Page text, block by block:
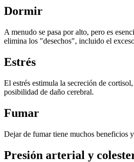
Dormir
A menudo se pasa por alto, pero es
elimina los "desechos", incluido el
Estrés
El estrés estimula la secreción de
posibilidad de daño cerebral.
Fumar
Dejar de fumar tiene muchos beneficios
Presión arterial y